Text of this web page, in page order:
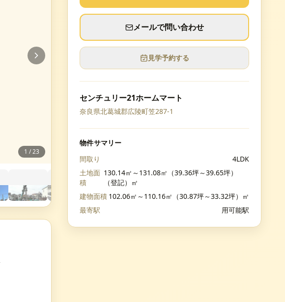
1 /23
メールで問い合わせ
見学予約する
センチュリー21ホームマート
奈良県北葛城郡広陵町笠287-1
物件サマリー
間取り
4LDK
土地面
積
130.14㎡～131.08㎡（39.36坪～39.65坪）
（登記）㎡
建物面積 102.06㎡～110.16㎡（30.87坪～33.32坪）㎡
最寄駅
用可能駅